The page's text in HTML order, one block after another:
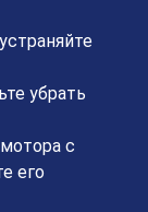
убрать
с
его